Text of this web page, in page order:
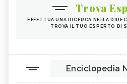
Trova
EFFETTUA UNA RICERCA NELLA
TROVA IL TUO ESPERTO DI
Enciclopedia